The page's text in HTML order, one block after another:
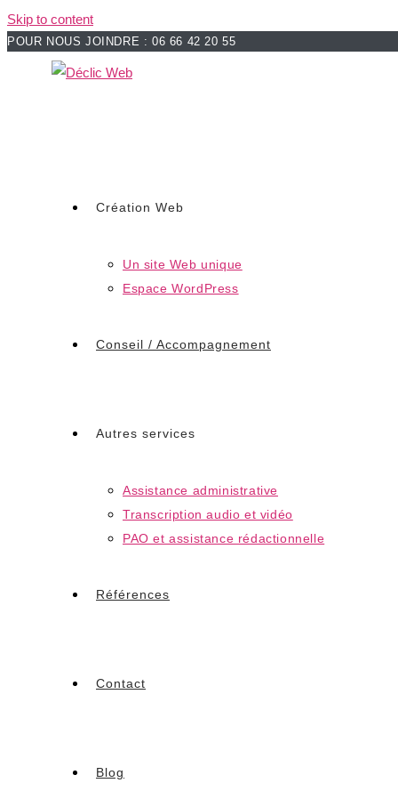
Skip to content
POUR NOUS JOINDRE : 06 66 42 20 55
Création Web
Un site Web unique
Espace WordPress
Conseil / Accompagnement
Autres services
Assistance administrative
Transcription audio et vidéo
PAO et assistance rédactionnelle
Références
Contact
Blog